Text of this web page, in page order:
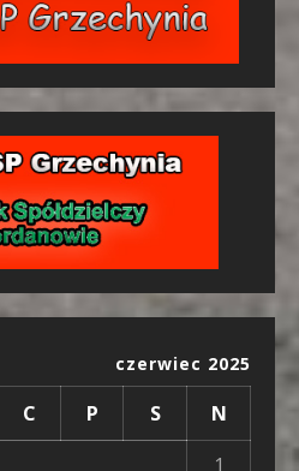
czerwiec 2025
C P S
N
1